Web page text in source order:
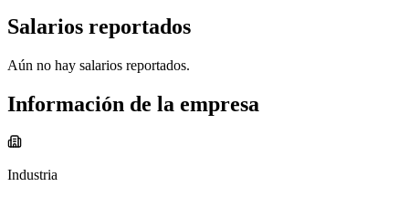
Salarios reportados
Aún no hay salarios reportados.
Información de la empresa
Industria